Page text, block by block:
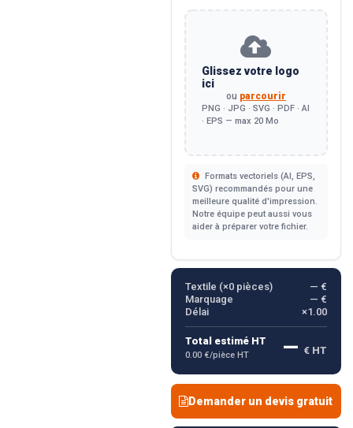
Glissez votre logo
ici
ou parcourir
PNG · JPG · SVG · PDF · AI
· EPS — max 20 Mo
Formats vectoriels (AI, EPS,
SVG) recommandés pour une
meilleure qualité d'impression.
Notre équipe peut aussi vous
aider à préparer votre fichier.
Textile (×0pièces)
— €
Marquage
— €
Délai
×1.00
Total estimé HT
0.00 €/pièce HT — € HT
Demander un devis gratuit